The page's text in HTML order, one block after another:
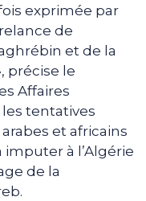
exprimée par
de
et de la
précise le
Affaires
tentatives
et africains
imputer à l’Algérie
de la